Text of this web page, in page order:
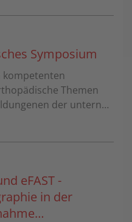
Symposium
kompetenten
Themen
der untern…
eFAST -
in der